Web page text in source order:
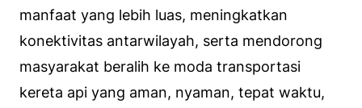
manfaat yang lebih luas, meningkatkan
konektivitas antarwilayah, serta mendorong
masyarakat beralih ke moda transportasi
kereta api yang aman, nyaman, tepat waktu,